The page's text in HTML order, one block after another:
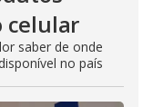
celular
saber de onde
no país